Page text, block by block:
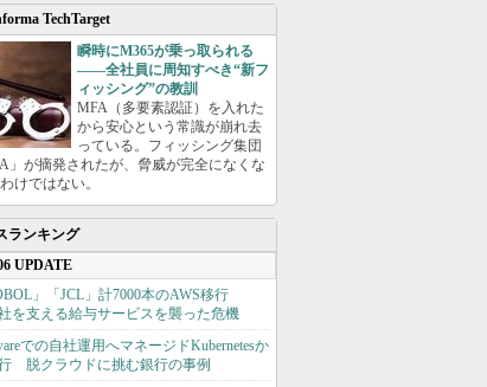
TechTarget
瞬時にM365が乗っ取られる
――全社員に周知すべき“新フ
ィッシング”の教訓
MFA（多要素認証）を入れた
から安心という常識が崩れ去
っている。フィッシング集団
」が摘発されたが、脅威が完全になくな
けではない。
ランキング
UPDATE
」「JCL」計7000本のAWS移行
を支える給与サービスを襲った危機
での自社運用へマネージドKubernetesか
脱クラウドに挑む銀行の事例